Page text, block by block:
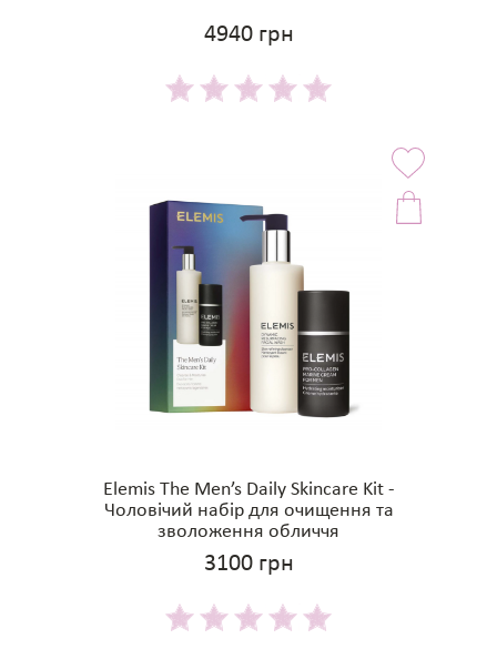
4940 грн
Elemis The Men’s Daily Skincare Kit -
Чоловічий набір для очищення та
зволоження обличчя
3100 грн